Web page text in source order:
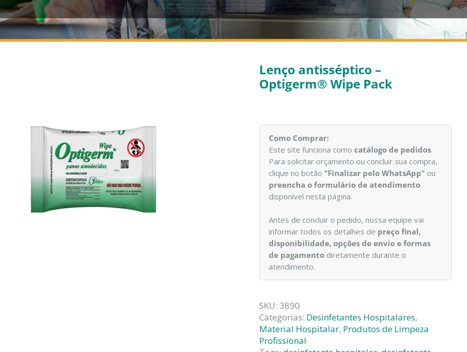
Lenço antisséptico –
Optigerm® Wipe Pack
Como Comprar:
Este site funciona comocatálogo de pedidos.
Para solicitar orçamento ou concluir sua compra,
clique no botão "Finalizar pelo WhatsApp" ou
preencha o formulário de atendimento
disponível nesta página.
Antes de concluir o pedido, nossa equipe vai
informar todos os detalhes de preço final,
disponibilidade, opções de envio e formas
de pagamento diretamente durante o
atendimento.
SKU:3890
Categorias: Desinfetantes Hospitalares,
Material Hospitalar, Produtos de Limpeza
Profissional